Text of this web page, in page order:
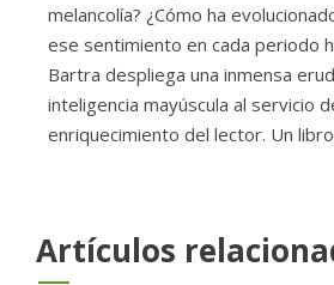
melancolía? ¿Cómo ha
ese sentimiento en cada periodo
Bartra despliega una inmensa
inteligencia mayúscula al servicio
enriquecimiento del lector. Un
Artículos